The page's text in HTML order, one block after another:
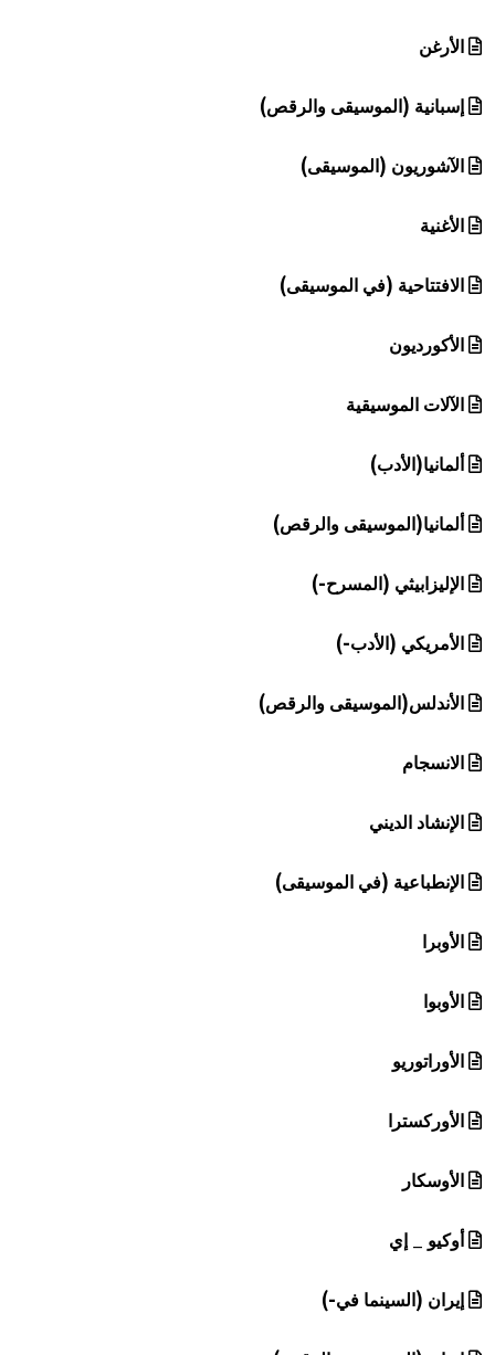
الأرغن
إسبانية (الموسيقى والرقص)
الآشوريون (الموسيقى)
الأغنية
الافتتاحية (في الموسيقى)
الأكورديون
الآلات الموسيقية
ألمانيا(الأدب)
ألمانيا(الموسيقى والرقص)
الإليزابيثي (المسرح-)
الأمريكي (الأدب-)
الأندلس(الموسيقى والرقص)
الانسجام
الإنشاد الديني
الإنطباعية (في الموسيقى)
الأوبرا
الأوبوا
الأوراتوريو
الأوركسترا
الأوسكار
أوكيو _ إي
إيران (السينما في-)